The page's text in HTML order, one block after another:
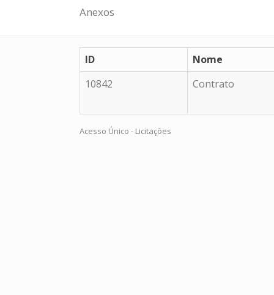
Anexos
ID
Nome
10842
Contrato
Acesso Único - Licitações